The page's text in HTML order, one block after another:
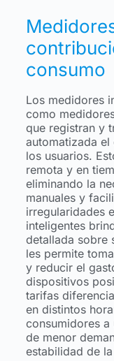
consumo
Los medidores
como
que registran y
automatizada
los usuarios.
remota y en
eliminando la
manuales y
irregularidades
inteligentes
detallada sobre
les permite
y reducir el
dispositivos
tarifas
en distintos
consumidores a
de menor
estabilidad de